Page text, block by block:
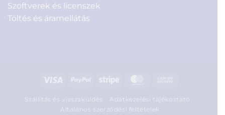
Szoftverek és licenszek
Töltés és áramellátás
Visa PayPal Stripe MasterCard
Delivery
Szállítás és visszaküldés
Adatkezelési tájékoztató
Általános szerződési feltételek